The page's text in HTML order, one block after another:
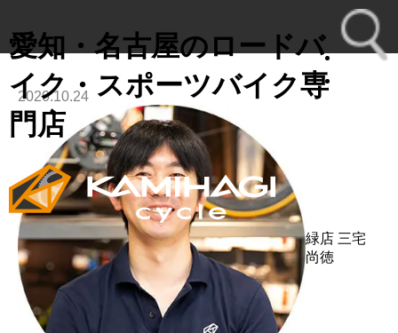
愛知・名古屋のロードバ
イク・スポーツバイク専
門店
2020.10.24
緑店 三宅
尚徳